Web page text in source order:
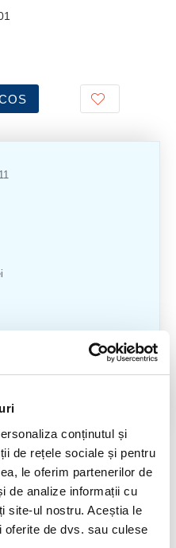
conținutul și
de rețele sociale și pentru
le oferim partenerilor de
de analize informații cu
site-ul nostru. Aceștia le
oferite de dvs. sau culese
925